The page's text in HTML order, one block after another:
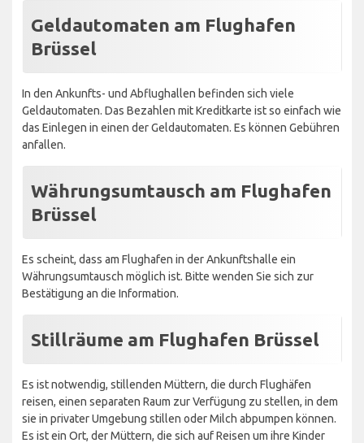
Geldautomaten am Flughafen
Brüssel
In den Ankunfts- und Abflughallen befinden sich viele
Geldautomaten. Das Bezahlen mit Kreditkarte ist so einfach wie
das Einlegen in einen der Geldautomaten. Es können Gebühren
anfallen.
Währungsumtausch am Flughafen
Brüssel
Es scheint, dass am Flughafen in der Ankunftshalle ein
Währungsumtausch möglich ist. Bitte wenden Sie sich zur
Bestätigung an die Information.
Stillräume am Flughafen Brüssel
Es ist notwendig, stillenden Müttern, die durch Flughäfen
reisen, einen separaten Raum zur Verfügung zu stellen, in dem
sie in privater Umgebung stillen oder Milch abpumpen können.
Es ist ein Ort, der Müttern, die sich auf Reisen um ihre Kinder